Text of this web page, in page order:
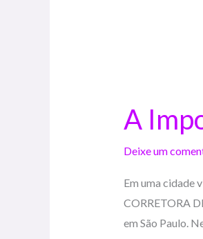
A
Deixe um
Em uma cidade
CORRETORA
em São Paulo.
A
Importância
do
de
Saúde
Familiar